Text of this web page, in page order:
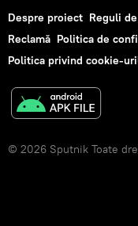
Despre proiect Reguli
Reclamă Politica de
Politica privind cookie-
© 2026 Sputnik Toate